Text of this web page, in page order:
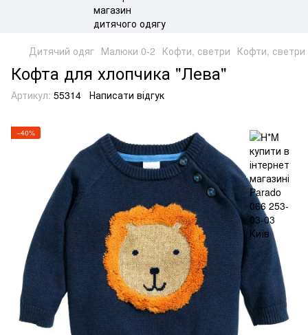
Дитячий одяг Малюки 0-2 Кофти, светри Кофти, светри
Кофта для хлопчика "Лева"
Артикул: 55314 Написати відгук
−40%